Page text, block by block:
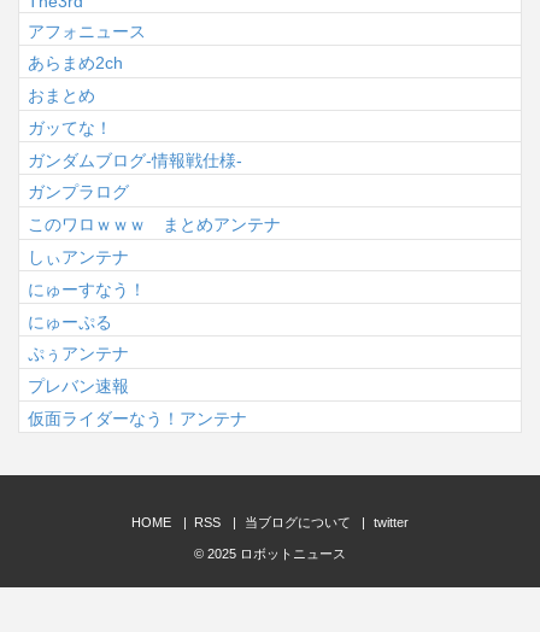
アフォニュース
あらまめ2ch
おまとめ
ガッてな！
ガンダムブログ-情報戦仕様-
ガンプラログ
このワロｗｗｗ まとめアンテナ
しぃアンテナ
にゅーすなう！
にゅーぷる
ぷぅアンテナ
プレバン速報
仮面ライダーなう！アンテナ
HOME RSS 当ブログについて twitter
© 2025 ロボットニュース